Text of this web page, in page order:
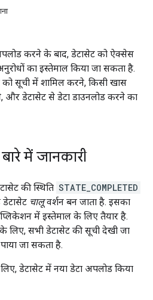
करने के बाद, डेटासेट को ऐक्सेस
का इस्तेमाल किया जा सकता है.
सूची में शामिल करने, किसी खास
और डेटासेट से डेटा डाउनलोड करने का
में जानकारी
की स्थिति STATE_COMPLETED
डेटासेट चालूवर्शन बन जाता है. इसका
में इस्तेमाल के लिए तैयार है.
लिए, सभी डेटासेट की सूची देखी जा
जा सकता है.
डेटासेट में नया डेटा अपलोड किया